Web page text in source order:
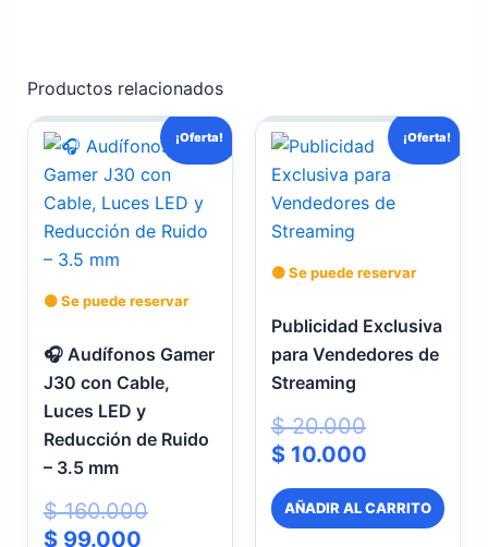
Productos relacionados
¡Oferta!
🟡 Se puede reservar
🎧 Audífonos Gamer
J30 con Cable,
Luces LED y
Reducción de Ruido
– 3.5 mm
$160.000
El
precio
original
era:
$ 160.000.
$99.000
El
precio
actual
es:
$ 99.000.
¡Oferta!
🟡 Se puede reservar
Publicidad Exclusiva
para Vendedores de
Streaming
$20.000
El
precio
original
era:
$ 10.000
El
precio
actual
es:
AÑADIR AL CARRITO